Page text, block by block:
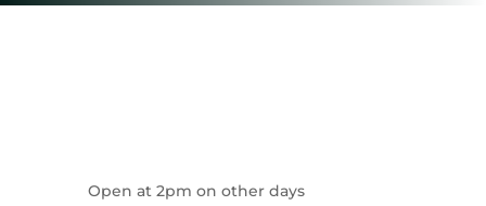
Open at 2pm on other days